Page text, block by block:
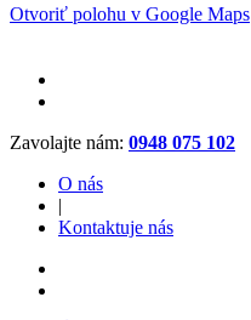
Otvoriť polohu v Google Maps
Zavolajte nám: 0948 075 102
O nás
|
Kontaktuje nás